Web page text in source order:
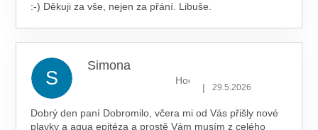
:-) Děkuji za vše, nejen za přání. Libuše.
S
Simona
Hodnocení obchodu je 5 z 5
| 29.5.2026
Dobrý den paní Dobromilo, včera mi od Vás přišly nové
plavky a aqua epitéza a prostě Vám musím z celého